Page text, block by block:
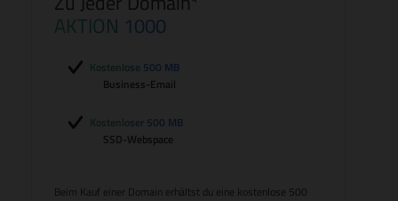
AKTION 1000
Kostenlose 500 MB
Business-Email
Kostenloser 500 MB
SSD-Webspace
Beim Kauf einer Domain erhältst du eine kostenlose 500